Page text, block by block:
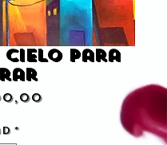
cielo para
Precio
*